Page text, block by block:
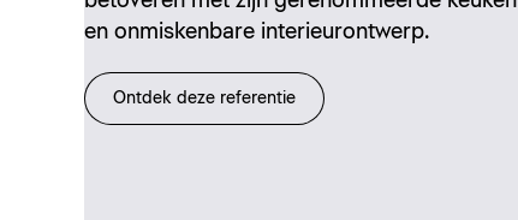
en onmiskenbare interieurontwerp.
Ontdek deze referentie